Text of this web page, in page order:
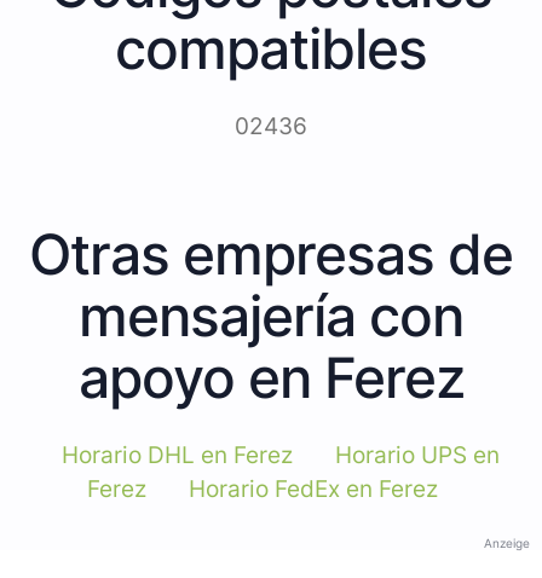
compatibles
02436
Otras empresas de
mensajería con
apoyo en Ferez
Horario DHL en Ferez
Horario UPS en
Ferez
Horario FedEx en Ferez
Anzeige